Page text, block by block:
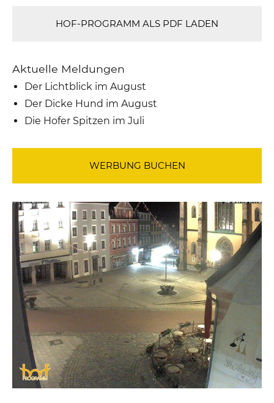
HOF-PROGRAMM ALS PDF LADEN
Aktuelle Meldungen
Der Lichtblick im August
Der Dicke Hund im August
Die Hofer Spitzen im Juli
WERBUNG BUCHEN